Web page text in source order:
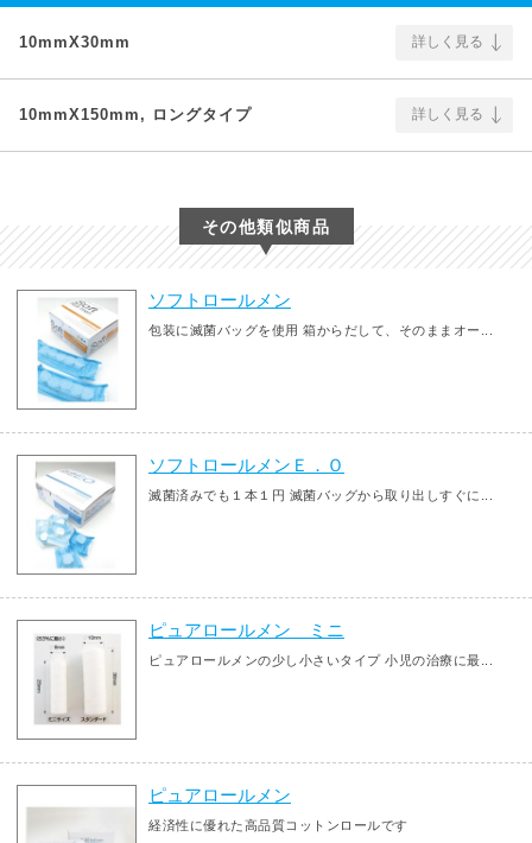
10mmX30mm 詳しく見る
10mmX150mm, ロングタイプ 詳しく見る
その他類似商品
ソフトロールメン
包装に滅菌バッグを使用 箱からだして、そのままオー...
ソフトロールメンＥ．Ｏ
滅菌済みでも１本１円 滅菌バッグから取り出しすぐに...
ピュアロールメン ミニ
ピュアロールメンの少し小さいタイプ 小児の治療に最...
ピュアロールメン
経済性に優れた高品質コットンロールです